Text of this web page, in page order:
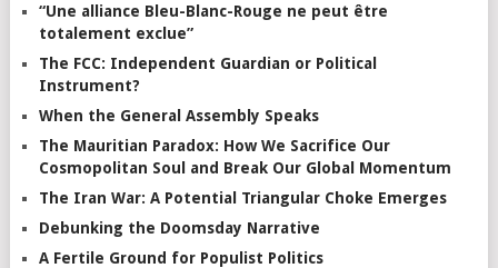
“Une alliance Bleu-Blanc-Rouge ne peut être
totalement exclue”
The FCC: Independent Guardian or Political
Instrument?
When the General Assembly Speaks
The Mauritian Paradox: How We Sacrifice Our
Cosmopolitan Soul and Break Our Global Momentum
The Iran War: A Potential Triangular Choke Emerges
Debunking the Doomsday Narrative
A Fertile Ground for Populist Politics